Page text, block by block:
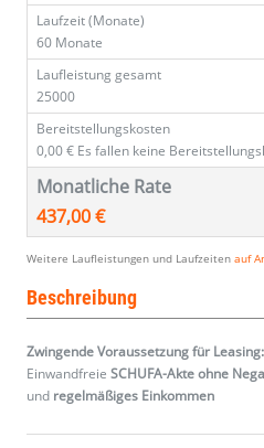
Laufzeit (Monate)
60 Monate
Laufleistung gesamt
25000
Bereitstellungskosten
0,00 € Es fallen keine
Monatliche Rate
437,00 €
Weitere Laufleistungen und Laufzeiten auf
Beschreibung
Zwingende Voraussetzung für Leasing:
Einwandfreie SCHUFA-Akte ohne
und regelmäßiges Einkommen